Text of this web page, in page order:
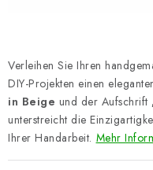
Verleihen Sie Ihren
DIY-Projekten einen
in Beige und der Aufschrift
unterstreicht die
Ihrer Handarbeit. Mehr